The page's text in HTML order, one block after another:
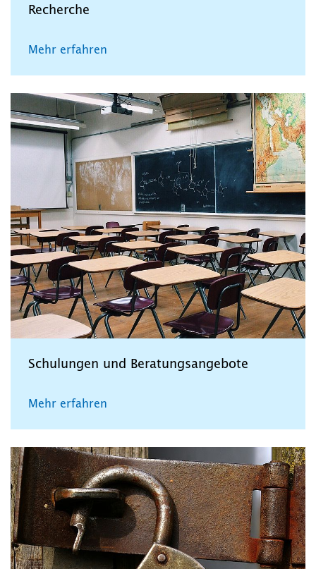
Recherche
Mehr erfahren
Schulungen und Beratungsangebote
Mehr erfahren